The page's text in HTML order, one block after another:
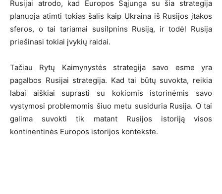
Rusijai atrodo, kad Europos Sąjunga su šia strategija
planuoja atimti tokias šalis kaip Ukraina iš Rusijos įtakos
sferos, o tai tariamai susilpnins Rusiją, ir todėl Rusija
priešinasi tokiai įvykių raidai.
Tačiau Rytų Kaimynystės strategija savo esme yra
pagalbos Rusijai strategija. Kad tai būtų suvokta, reikia
labai aiškiai suprasti su kokiomis istorinėmis savo
vystymosi problemomis šiuo metu susiduria Rusija. O tai
galima suvokti tik matant Rusijos istoriją visos
kontinentinės Europos istorijos kontekste.